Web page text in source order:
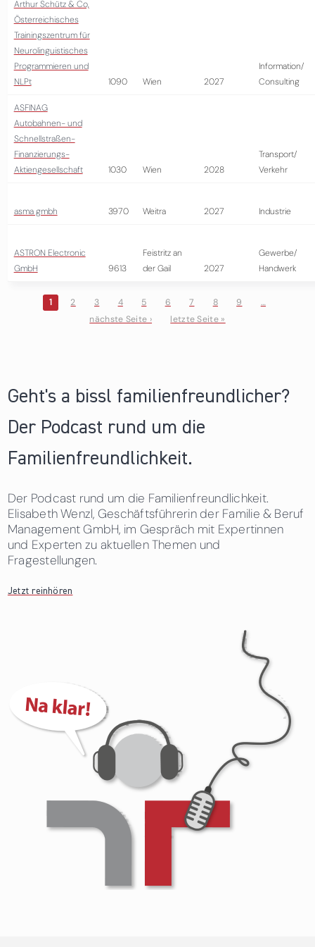
Arthur Schütz & Co,
Österreichisches
Trainingszentrum für
Neurolinguistisches
Programmieren und
NLPt
1090 Wien 2027
Information/
Consulting
ASFINAG
Autobahnen- und
Schnellstraßen-
Finanzierungs-
Aktiengesellschaft
1030 Wien 2028
Transport/
Verkehr
asma gmbh 3970 Weitra 2027 Industrie
ASTRON Electronic
GmbH
9613
Feistritz an
der Gail
2027
Gewerbe/
Handwerk
1 2 3 4 5 6 7 8 9
…
nächste Seite ›
letzte Seite »
Geht's a bissl familienfreundlicher?
Der Podcast rund um die
Familienfreundlichkeit.
Der Podcast rund um die Familienfreundlichkeit.
Elisabeth Wenzl, Geschäftsführerin der Familie & Beruf
Management GmbH, im Gespräch mit Expertinnen
und Experten zu aktuellen Themen und
Fragestellungen.
Jetzt reinhören